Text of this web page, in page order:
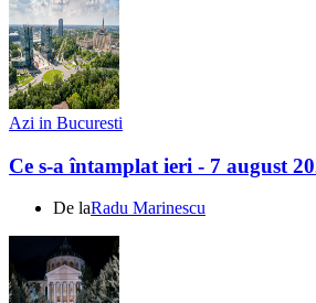
Azi in Bucuresti
Ce s-a întamplat ieri - 7 august
De laRadu Marinescu